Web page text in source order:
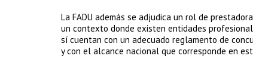
La FADU además se adjudica un rol de
un contexto donde existen entidades
sí cuentan con un adecuado reglamento de
y con el alcance nacional que corresponde en